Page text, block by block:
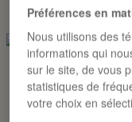
EXPERTISES
LES JEUX VIDÉO,
Préférences en
Nous utilisons des
informations qui
sur le site, de vous
statistiques de
votre choix en